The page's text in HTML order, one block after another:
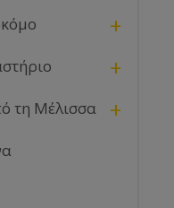
+
+
τη Μέλισσα +